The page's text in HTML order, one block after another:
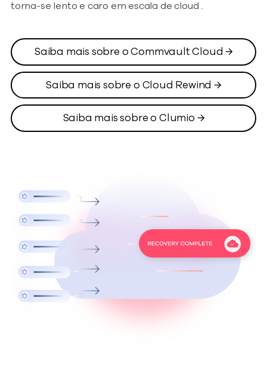
torna-se lento e caro em escala de cloud .
Saiba mais sobre o Commvault Cloud →
Saiba mais sobre o Cloud Rewind →
Saiba mais sobre o Clumio →